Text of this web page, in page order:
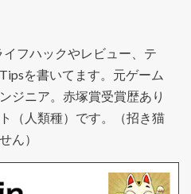
フハックやレビュー、テ
を書いてます。元ゲーム
ジニア。赤塚賞受賞歴あり
（人類種）です。（招き猫
ん）